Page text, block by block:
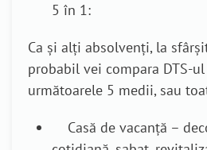
5 în 1:
Ca și alți absolvenți, la
probabil vei compara DTS-
următoarele 5 medii, sau
Casă de vacanță –